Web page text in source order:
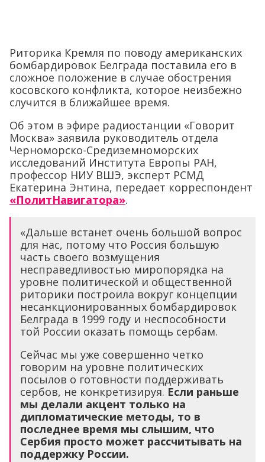
Риторика Кремля по поводу американских
бомбардировок Белграда поставила его в
сложное положение в случае обострения
косовского конфликта, которое неизбежно
случится в ближайшее время.
Об этом в эфире радиостанции «Говорит
Москва» заявила руководитель отдела
Черноморско-Средиземноморских
исследований Института Европы РАН,
профессор НИУ ВШЭ, эксперт РСМД
Екатерина Энтина, передает корреспондент
«ПолитНавигатора».
«Дальше встанет очень большой вопрос
для нас, потому что Россия большую
часть своего возмущения
несправедливостью миропорядка на
уровне политической и общественной
риторики построила вокруг концепции
несанкционированных бомбардировок
Белграда в 1999 году и неспособности
той России оказать помощь сербам.
Сейчас мы уже совершенно четко
говорим на уровне политических
посылов о готовности поддерживать
сербов, не конкретизируя. Если раньше
мы делали акцент только на
дипломатические методы, то в
последнее время мы слышим, что
Сербия просто может рассчитывать на
поддержку России.